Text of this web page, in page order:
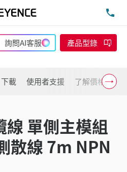
詢問AI客服 產品型錄
下載 使用者支援 了解價格
單側主模組
散線 7m NPN